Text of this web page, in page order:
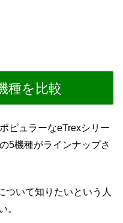
種を比較
ピュラーなeTrexシリー
5機種がラインナップさ
ついて知りたいという人
。